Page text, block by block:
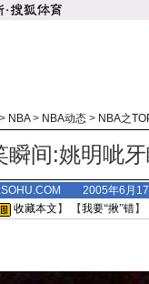
> NBA> NBA动态 > NBA之
瞬间:姚明呲
2005年6月
收藏本文 】 【我要“揪”错】